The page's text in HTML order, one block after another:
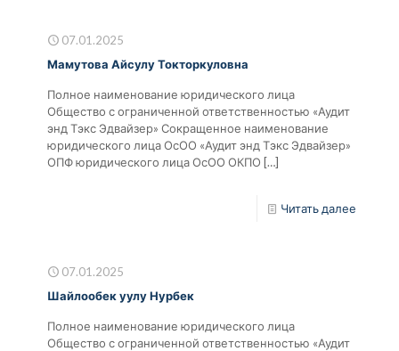
07.01.2025
Мамутова Айсулу Токторкуловна
Полное наименование юридического лица
Общество с ограниченной ответственностью «Аудит
энд Тэкс Эдвайзер» Сокращенное наименование
юридического лица ОсОО «Аудит энд Тэкс Эдвайзер»
ОПФ юридического лица ОсОО ОКПО […]
Читать далее
07.01.2025
Шайлообек уулу Нурбек
Полное наименование юридического лица
Общество с ограниченной ответственностью «Аудит